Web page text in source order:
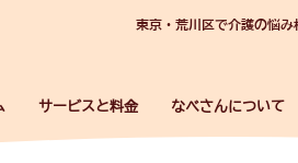
東京・荒川区で介護の悩み
サービスと料金 なべさんについて